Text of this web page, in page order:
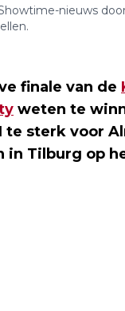
nieuws
finale van de
weten te
sterk voor
in Tilburg op